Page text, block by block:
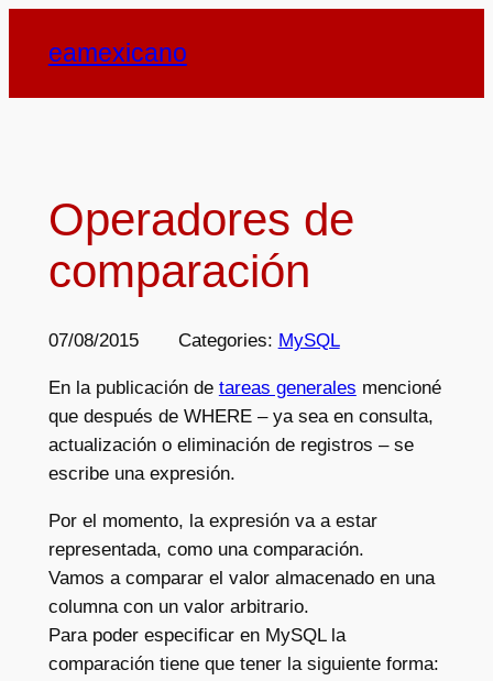
eamexicano
Operadores de
comparación
07/08/2015 Categories: MySQL
En la publicación de tareas generales mencioné
que después de WHERE – ya sea en consulta,
actualización o eliminación de registros – se
escribe una expresión.
Por el momento, la expresión va a estar
representada, como una comparación.
Vamos a comparar el valor almacenado en una
columna con un valor arbitrario.
Para poder especificar en MySQL la
comparación tiene que tener la siguiente forma: